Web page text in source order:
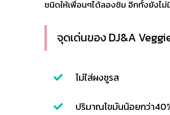
ชนิดให้เพื่อนๆได้ลองชิม อีกทั้งยังไ
จุดเด่นของ DJ&A
ไม่ใส่ผงชูรส
ปริมาณไขมันน้อยกว่า